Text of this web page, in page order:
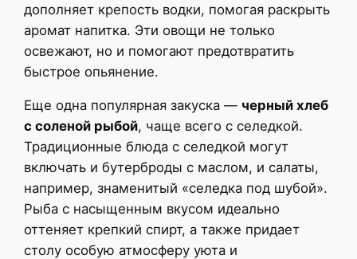
дополняет крепость водки, помогая раскрыть
аромат напитка. Эти овощи не только
освежают, но и помогают предотвратить
быстрое опьянение.
Еще одна популярная закуска — черный хлеб
с соленой рыбой, чаще всего с селедкой.
Традиционные блюда с селедкой могут
включать и бутерброды с маслом, и салаты,
например, знаменитый «селедка под шубой».
Рыба с насыщенным вкусом идеально
оттеняет крепкий спирт, а также придает
столу особую атмосферу уюта и